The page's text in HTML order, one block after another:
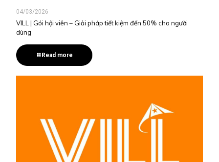
04/03/2026
VILL | Gói hội viên – Giải pháp tiết kiệm đến 50% cho người
dùng
Read more